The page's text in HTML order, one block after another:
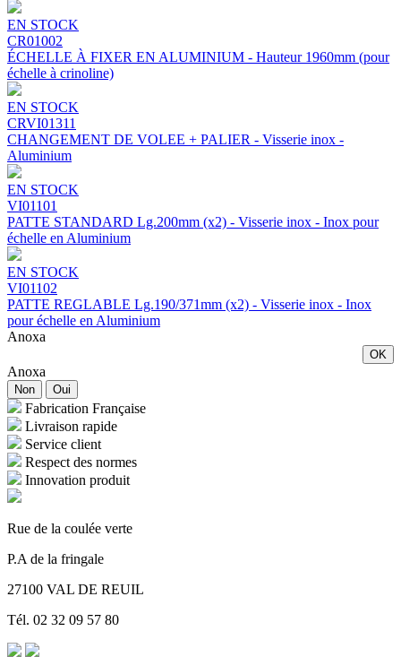
EN STOCK
CR01002
ÉCHELLE À FIXER EN ALUMINIUM - Hauteur 1960mm (pour
échelle à crinoline)
EN STOCK
CRVI01311
CHANGEMENT DE VOLEE + PALIER - Visserie inox -
Aluminium
EN STOCK
VI01101
PATTE STANDARD Lg.200mm (x2) - Visserie inox - Inox pour
échelle en Aluminium
EN STOCK
VI01102
PATTE REGLABLE Lg.190/371mm (x2) - Visserie inox - Inox
pour échelle en Aluminium
Anoxa
OK
Anoxa
Non Oui
Fabrication Française
Livraison rapide
Service client
Respect des normes
Innovation produit
Rue de la coulée verte
P.A de la fringale
27100 VAL DE REUIL
Tél. 02 32 09 57 80